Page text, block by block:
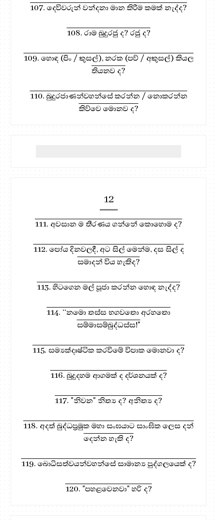
107. දෙවිවරුන් වන්දනා මාන කිරීම කමක් නැද්ද?
108. රාම බුදුරජු ද? රජු ද?
109. හොඳ (පිං / කුසල්), නරක (පව් / අකුසල්) කියල
තියනව ද?
110. බුදුරජාණන්වහන්සේ කරන්න / නොකරන්න
කිව්වෙ මොනව ද?
12
111. අවසාන ම තීරණය ගන්නේ කොහොම ද?
112. පෝය දිනවලදී, අට සිල් මෙන්ම, දස සිල් ද
සමාදන් විය හැකිද?
113. හිටගෙන මල් පූජා කරන්න හොඳ නැද්ද?
114. ‘‘නමො තස්ස භගවතො අරහතො
සම්මාසම්බුද්ධස්ස!"
115. සම්‍යක්දෘෂ්ටික කරවීමේ විපාක මොනවා ද?
116. බුදුදහම ආගමක් ද දර්ශනයක් ද?
117. "නිවන" නිත්‍ය ද? අනිත්‍ය ද?
118. අදත් බුද්ධප්‍රමුක මහා සංඝයාට සාංඝික ලෙස දන්
දෙන්න හැකි ද?
119. බොධිසත්වයන්වහන්සේ සාමාන්‍ය පුද්ගලයෙක් ද?
120. "පහළවෙනවා" හරි ද?